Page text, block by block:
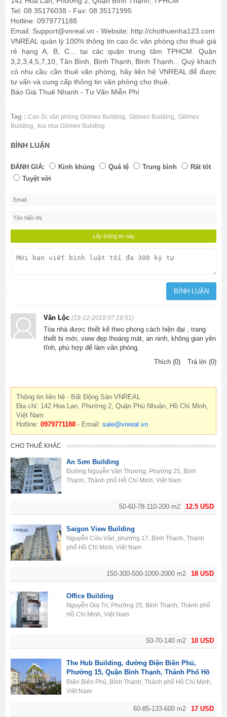
Tel: 08 35176038 - Fax: 08 35171995
Hotline: 0979771188
Email: Support@vnreal.vn - Website: http://chothuenha123.com
VNREAL quản lý 100% thông tin cao ốc văn phòng cho thuê giá
rẻ hạng A, B, C... tại các quận trung tâm TPHCM. Quận
3,2,3,4,5,7,10, Tân Bình, Bình Thạnh, Bình Thạnh... Quý khách
có nhu cầu cần thuê văn phòng, hãy liên hệ VNREAL để được
tư vấn và cung cấp thông tin văn phòng cho thuê.
Báo Giá Thuê Nhanh - Tư Vấn Miễn Phí
Tag : Cao ốc văn phòng Gilimex Building ,Gilimex Building ,Gilimex
Building
,toa nha Gilimex Building
BÌNH LUẬN
ĐÁNH GIÁ: Kinh khủng Quá tệ Trung bình
Rất tốt
Tuyệt vời
Văn Lộc(19-12-2019 07:16:51)
Tòa nhà được thiết kế theo phong cách hiện đại , trang
thiết bị mới, view đẹp thoáng mát, an ninh, không gian yên
tĩnh, phù hợp để làm văn phòng.
Thích (0)
Trả lời (0)
Thông tin liên hệ - Bất Động Sản VNREAL
Địa chỉ: 142 Hoa Lan, Phường 2, Quận Phú Nhuận, Hồ Chí Minh,
Việt Nam
Hotline:0979771188 - Email:sale@vnreal.vn
CHO THUÊ KHÁC
12.5 USD
50-60-78-110-200 m2
An Sơn Building
Đường Nguyễn Văn Thương, Phường 25, Bình
Thạnh, Thành phố Hồ Chí Minh, Việt Nam
18 USD
150-300-500-1000-2000 m2
Saigon View Building
Nguyễn Cửu Vân, phường 17, Bình Thạnh, Thành
phố Hồ Chí Minh, Việt Nam
10 USD
50-70-140 m2
Office Building
Nguyễn Gia Trí, Phường 25, Bình Thạnh, Thành phố
Hồ Chí Minh, Việt Nam
17 USD
60-85-133-600 m2
The Hub Building, đường Điện Biên Phủ,
Phường 15, Quận Bình Thạnh, Thành Phố Hồ
Chí Minh
Điện Biên Phủ, Bình Thạnh, Thành phố Hồ Chí Minh,
Việt Nam